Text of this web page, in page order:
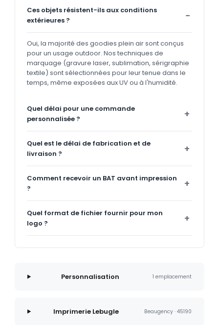
Ces objets résistent-ils aux conditions
extérieures ?
Oui, la majorité des goodies plein air sont conçus
pour un usage outdoor. Nos techniques de
marquage (gravure laser, sublimation, sérigraphie
textile) sont sélectionnées pour leur tenue dans le
temps, même exposées aux UV ou à l'humidité.
Quel délai pour une commande
personnalisée ?
Quel est le délai de fabrication et de
livraison ?
Comment recevoir un BAT avant impression
?
Quel format de fichier fournir pour mon
logo ?
Personnalisation 1 emplacement
Imprimerie Lebugle Beaugency · 45190